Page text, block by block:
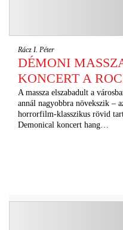
Rácz I. Péter
DÉMONI
KONCERT A
A massza elszabadult a
annál nagyobbra növekszik –
horrorfilm-klasszikus rövid
Demonical koncert hang…